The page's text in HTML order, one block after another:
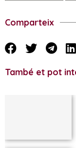
Comparteix
També et pot